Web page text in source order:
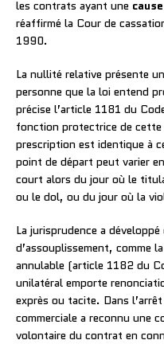
les contrats ayant une
réaffirmé la Cour de
1990.
La nullité relative présente
personne que la loi entend
précise l’article 1181 du
fonction protectrice de cette
prescription est identique à
point de départ peut varier
court alors du jour où le
ou le dol, ou du jour où la
La jurisprudence a développé
d’assouplissement, comme la
annulable (article 1182 du
unilatéral emporte
exprès ou tacite. Dans
commerciale a reconnu une
volontaire du contrat en